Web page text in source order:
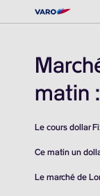
matin :
Le cours dollar
Ce matin un
Le marché de